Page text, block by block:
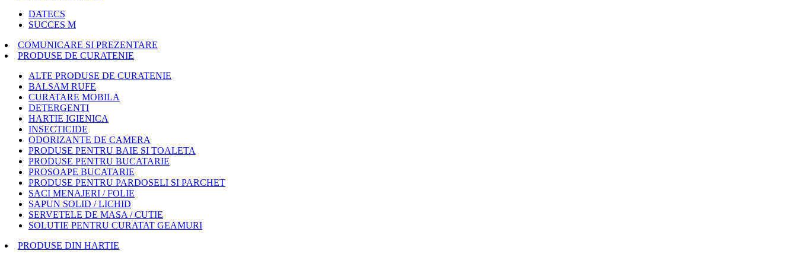
DATECS
SUCCES M
COMUNICARE SI PREZENTARE
PRODUSE DE CURATENIE
ALTE PRODUSE DE CURATENIE
BALSAM RUFE
CURATARE MOBILA
DETERGENTI
HARTIE IGIENICA
INSECTICIDE
ODORIZANTE DE CAMERA
PRODUSE PENTRU BAIE SI TOALETA
PRODUSE PENTRU BUCATARIE
PROSOAPE BUCATARIE
PRODUSE PENTRU PARDOSELI SI PARCHET
SACI MENAJERI / FOLIE
SAPUN SOLID / LICHID
SERVETELE DE MASA / CUTIE
SOLUTIE PENTRU CURATAT GEAMURI
PRODUSE DIN HARTIE